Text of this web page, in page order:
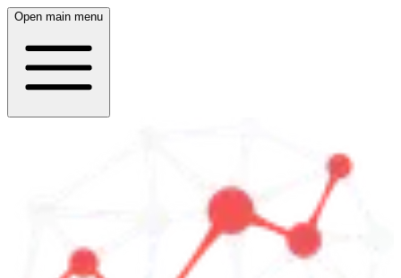
Open main menu